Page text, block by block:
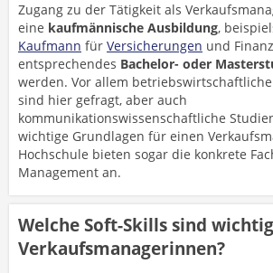
Zugang zu der Tätigkeit als
eine kaufmännische Ausbildung,
Kaufmann für Versicherungen und
entsprechendes Bachelor- oder
werden. Vor allem
sind hier gefragt, aber auch
kommunikationswissenschaftliche
wichtige Grundlagen für einen
Hochschule bieten sogar die konkrete
Management an.
Welche Soft-Skills sind
Verkaufsmanagerinnen?